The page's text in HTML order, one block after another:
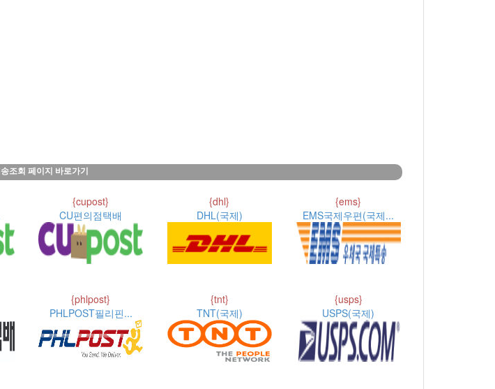
조회 페이지 바로가기
{cupost}
CU편의점택배
{dhl}
DHL(국제)
{ems}
EMS국제우편(국제...
{phlpost}
PHLPOST필리핀...
{tnt}
TNT(국제)
{usps}
USPS(국제)